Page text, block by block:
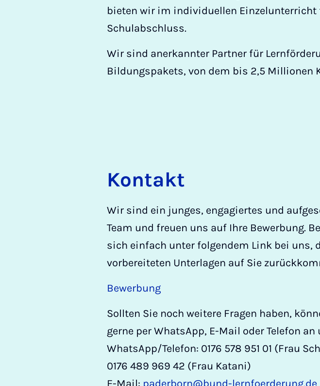
bieten wir im individuellen Einzelunterricht
Schulabschluss.
Wir sind anerkannter Partner für
Bildungspakets, von dem bis 2,5 Millionen
Kontakt
Wir sind ein junges, engagiertes und
Team und freuen uns auf Ihre Bewerbung.
sich einfach unter folgendem Link bei uns,
vorbereiteten Unterlagen auf Sie
Bewerbung
Sollten Sie noch weitere Fragen haben,
gerne per WhatsApp, E-Mail oder Telefon an
WhatsApp/Telefon: 0176 578 951 01 (Frau
0176 489 969 42 (Frau Katani)